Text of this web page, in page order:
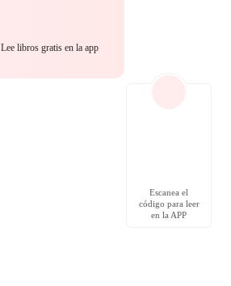
Lee libros gratis en la app
Escanea el
código para leer
en la APP